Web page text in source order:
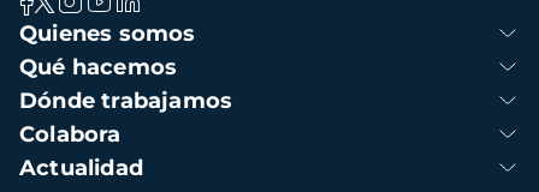
Navegación
principal
Quienes somos
Qué hacemos
Dónde trabajamos
Colabora
Actualidad